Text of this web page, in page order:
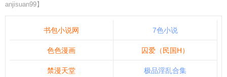
anjisuan99】
书包小说网 7色小说
色色漫画 囚爱（民国H）
禁漫天堂 极品淫乱合集